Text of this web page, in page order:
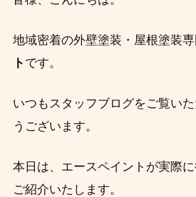
地域密着の外壁塗装・屋根塗装
ト です。
いつもスタッフブログをご覧い
うございます。
本日は、エースペイントが実際
ご紹介いたします。